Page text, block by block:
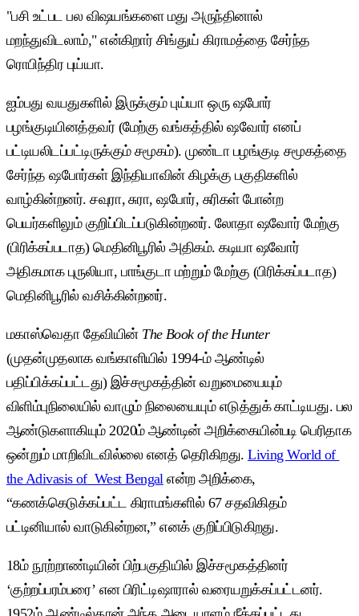
"பசி உட்பட பல விஷயங்களை மது அருந்தினால்
மறந்துவிடலாம்," என்கிறார் சிங்துய் கிராமத்தை சேர்ந்த
ரொபிந்திர புய்யா.
ஐம்பது வயதுகளில் இருக்கும் புய்யா ஒரு ஷபோர்
பழங்குடியினத்தவர் (மேற்கு வங்கத்தில் ஷவோர் எனப்
பட்டியலிடப்பட்டிருக்கும் சமூகம்). முண்டா பழங்குடி சமூகத்தை
சேர்ந்த ஷபோர்கள் இந்தியாவின் கிழக்கு பகுதிகளில்
வாழ்கின்றனர். சவுரா, சுரா, ஷபோர், சுரிகள் போன்ற
பெயர்களிலும் குறிப்பிடப்படுகின்றனர். லோதா ஷவோர் மேற்கு
(பிரிக்கப்படாத) மெதினிபூரில் அதிகம். கடியா ஷவோர்
அதிகமாக புருலியா, பாங்குடா மற்றும் மேற்கு (பிரிக்கப்படாத)
மெதினிபூரில் வசிக்கின்றனர்.
மகாஸ்வெதா தேவியின் The Book of the Hunter
(முதன்முதலாக வங்காளியில் 1994-ம் ஆண்டில்
பதிப்பிக்கப்பட்டது) இச்சமூகத்தின் வறுமையையும்
விளிம்புநிலையில் வாழும் நிலையையும் எடுத்துக் காட்டியது. பல
ஆண்டுகளாகியும் 2020ம் ஆண்டின் அறிக்கையின்படி பெரிதாக
ஒன்றும் மாறிவிடவில்லை எனத் தெரிகிறது.Living World of
the Adivasis of West Bengal என்ற அறிக்கை,
“கணக்கெடுக்கப்பட்ட கிராமங்களில் 67 சதவிகிதம்
பட்டினியால் வாடுகின்றன,” எனக் குறிப்பிடுகிறது.
18ம் நூற்றாண்டியின் பிற்பகுதியில் இச்சமூகத்தினர்
‘குற்றப்பரம்பரை’ என பிரிட்டிஷாரால் வரையறுக்கப்பட்டனர்.